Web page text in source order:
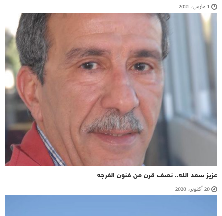
1 مارس، 2021
عزيز سعد الله.. نصف قرن من فنون الفرجة
20 أكتوبر، 2020